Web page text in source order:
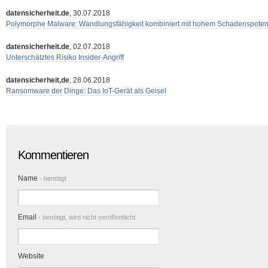
datensicherheit.de, 30.07.2018
Polymorphe Malware: Wandlungsfähigkeit kombiniert mit hohem
datensicherheit.de, 02.07.2018
Unterschätztes Risiko Insider-Angriff
datensicherheit,de, 28.06.2018
Ransomware der Dinge: Das IoT-Gerät als Geisel
Kommentieren
Name - benötigt
Email - benötigt, wird nicht veröffentlicht.
Website